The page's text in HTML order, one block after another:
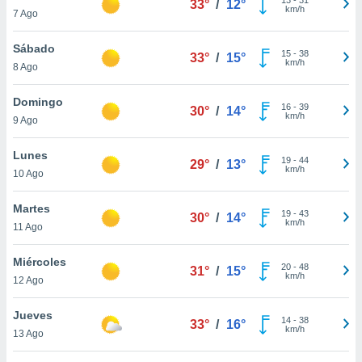
más
nuestra
y
de
disponible
cookies
aceptar
7 Ago
33° / 12°
km/h
Sábado
8 Ago
33° / 15° 15- 38
km/h
Domingo
9 Ago
30° / 14° 16- 39
km/h
Lunes
10 Ago
29° / 13° 19- 44
km/h
Martes
11 Ago
30° / 14° 19- 43
km/h
Miércoles
12 Ago
31° / 15° 20- 48
km/h
Jueves
13 Ago
33° / 16° 14- 38
km/h